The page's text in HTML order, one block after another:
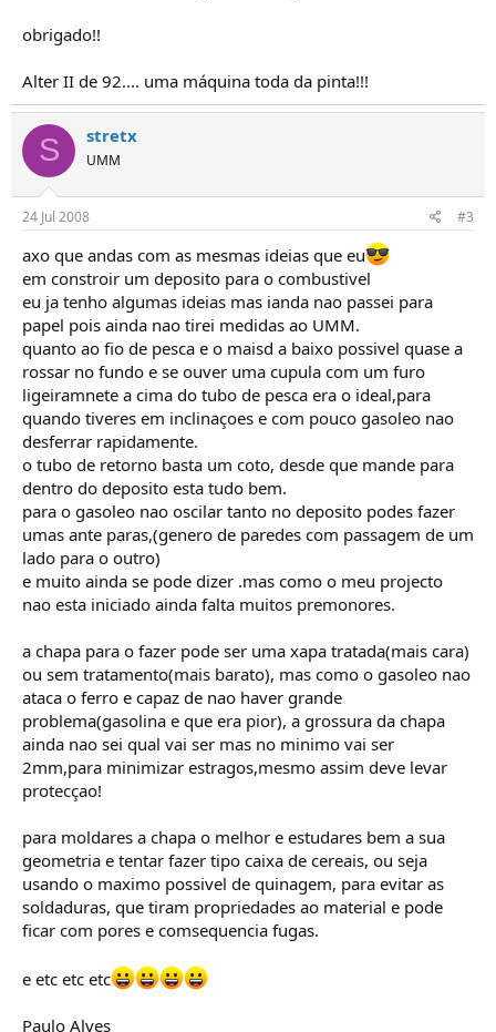
c
o
obrigado!!
Alter II de 92.... uma máquina toda da pinta!!!
S stretx
UMM
24 Jul 2008 #3
axo que andas com as mesmas ideias que eu
em constroir um deposito para o combustivel
eu ja tenho algumas ideias mas ianda nao passei para
papel pois ainda nao tirei medidas ao UMM.
quanto ao fio de pesca e o maisd a baixo possivel quase a
rossar no fundo e se ouver uma cupula com um furo
ligeiramnete a cima do tubo de pesca era o ideal,para
quando tiveres em inclinaçoes e com pouco gasoleo nao
desferrar rapidamente.
o tubo de retorno basta um coto, desde que mande para
dentro do deposito esta tudo bem.
para o gasoleo nao oscilar tanto no deposito podes fazer
umas ante paras,(genero de paredes com passagem de um
lado para o outro)
e muito ainda se pode dizer .mas como o meu projecto
nao esta iniciado ainda falta muitos premonores.
a chapa para o fazer pode ser uma xapa tratada(mais cara)
ou sem tratamento(mais barato), mas como o gasoleo nao
ataca o ferro e capaz de nao haver grande
problema(gasolina e que era pior), a grossura da chapa
ainda nao sei qual vai ser mas no minimo vai ser
2mm,para minimizar estragos,mesmo assim deve levar
protecçao!
para moldares a chapa o melhor e estudares bem a sua
geometria e tentar fazer tipo caixa de cereais, ou seja
usando o maximo possivel de quinagem, para evitar as
soldaduras, que tiram propriedades ao material e pode
ficar com pores e comsequencia fugas.
e etc etc etc
Paulo Alves